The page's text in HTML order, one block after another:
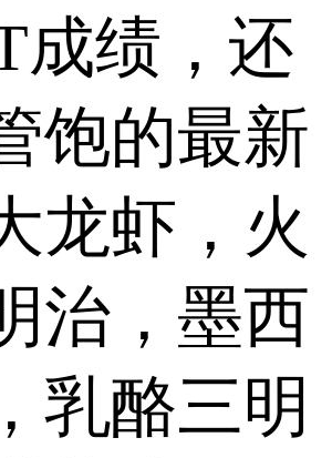
成绩，还
饱的最新
龙虾，火
治，墨西
乳酪三明